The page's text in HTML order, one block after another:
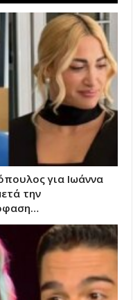
για Ιωάννα
την